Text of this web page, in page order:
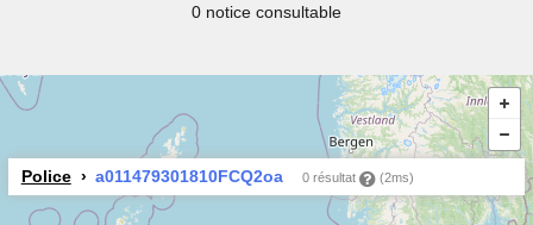
0 notice consultable
Police a011479301810FCQ2oa 0 résultat (2ms)